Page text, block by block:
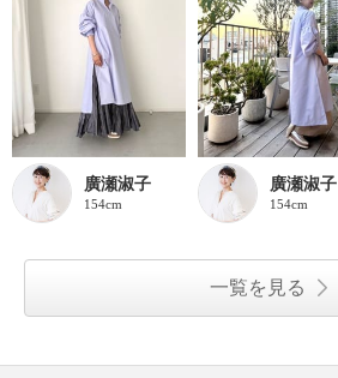
廣瀬淑子
154cm
廣瀬淑子
154cm
一覧を見る